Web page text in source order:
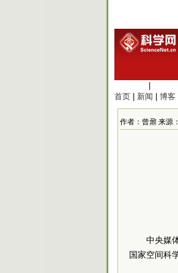
首页
新闻 博客
作者：曾鼐 来源：
中央媒
国家空间